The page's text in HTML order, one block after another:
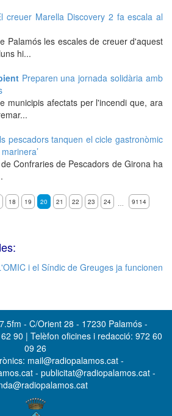
creuer Marella Discovery 2 fa escala al
Palamós les escales de creuer d'aquest
hi...
Preparen una jornada solidària amb
municipis afectats per l'incendi que, ara
pescadors tanquen el cicle gastronòmic
Confraries de Pescadors de Girona ha
18 19 20 21 22 23 24 … 9114
i el Síndic de Greuges ja funcionen
- C/Orient 28 - 17230 Palamós -
90 | Telèfon oficines i redacció: 972 60
09 26
mail@radiopalamos.cat -
- publicitat@radiopalamos.cat -